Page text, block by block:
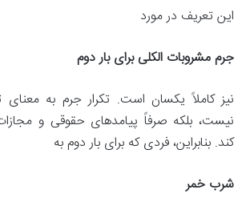
این تعریف در مورد
جرم مشروبات الکلی برای بار دوم
نیز کاملاً یکسان است. تکرار جرم به
نیست، بلکه صرفاً پیامدهای حقوقی و
کند. بنابراین، فردی که برای بار دوم به
شرب خمر